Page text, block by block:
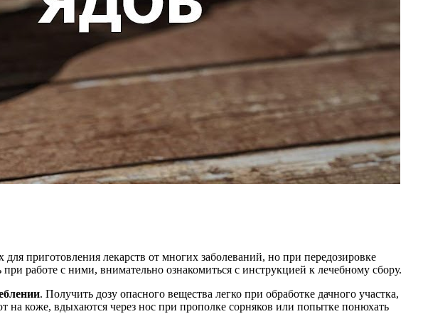
приготовления лекарств от многих заболеваний, но при передозировке
работе с ними, внимательно ознакомиться с инструкцией к лечебному сбору.
. Получить дозу опасного вещества легко при обработке дачного участка,
на коже, вдыхаются через нос при прополке сорняков или попытке понюхать